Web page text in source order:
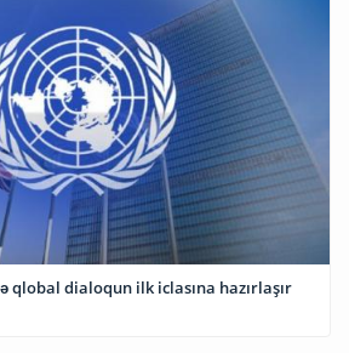
qlobal dialoqun ilk iclasına hazırlaşır